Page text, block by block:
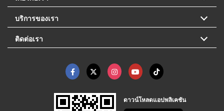
บริการของเรา
ติดต่อเรา
ดาวน์โหลดแอปพลิเคชัน